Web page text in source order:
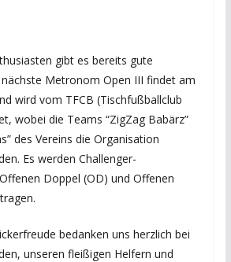
gibt es bereits gute
Metronom Open III findet am
wird vom TFCB (Tischfußballclub
wobei die Teams “ZigZag Babärz”
des Vereins die Organisation
Es werden Challenger-
Doppel (OD) und Offenen
bedanken uns herzlich bei
unseren fleißigen Helfern und